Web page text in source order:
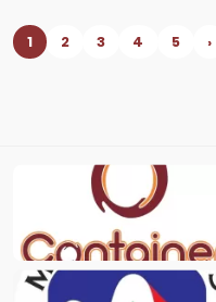
1 2 3 4 5 ›